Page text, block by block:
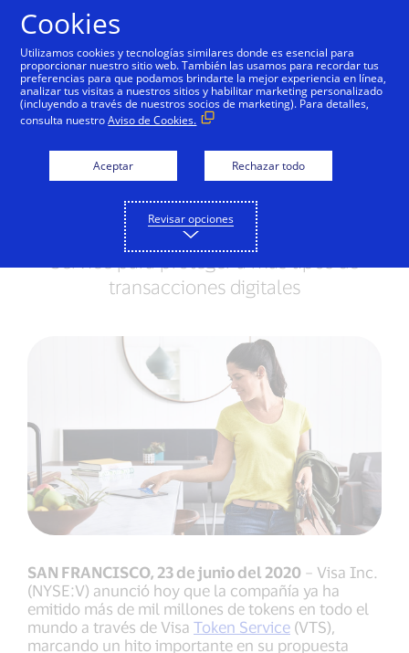
NOTAS DE PRENSA
Visa Token Service
alcanza mil millones de
tokens emitidos
Visa anuncia la expansión de Visa Token
transacciones digitales
SAN FRANCISCO, 23 de junio del 2020 – Visa Inc.
(NYSE:V) anunció hoy que la compañía ya ha
emitido más de mil millones de tokens en todo el
mundo a través de Visa Token Service (VTS),
marcando un hito importante en su propuesta
Cookies
Utilizamos cookies y tecnologías similares donde es esencial para
proporcionar nuestro sitio web. También las usamos para recordar tus
preferencias para que podamos brindarte la mejor experiencia en línea,
analizar tus visitas a nuestros sitios y habilitar marketing personalizado
(incluyendo a través de nuestros socios de marketing). Para detalles,
consulta nuestroAviso de Cookies.
Aceptar Rechazar todo
Revisar opciones